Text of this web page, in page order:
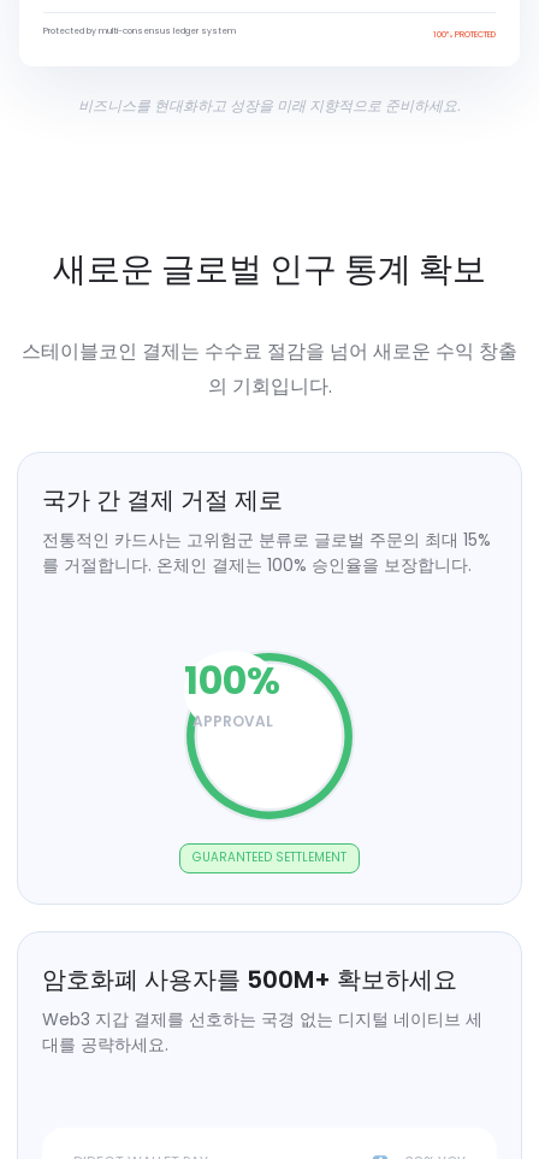
Protected by multi-consensus ledger system 100% PROTECTED
비즈니스를 현대화하고 성장을 미래 지향적으로 준비하세요.
새로운 글로벌 인구 통계 확보
스테이블코인 결제는 수수료 절감을 넘어 새로운 수익 창출
의 기회입니다.
국가 간 결제 거절 제로
전통적인 카드사는 고위험군 분류로 글로벌 주문의 최대 15%
를 거절합니다. 온체인 결제는 100% 승인율을 보장합니다.
100%
APPROVAL
GUARANTEED SETTLEMENT
암호화폐 사용자를 500M+ 확보하세요
Web3 지갑 결제를 선호하는 국경 없는 디지털 네이티브 세
대를 공략하세요.